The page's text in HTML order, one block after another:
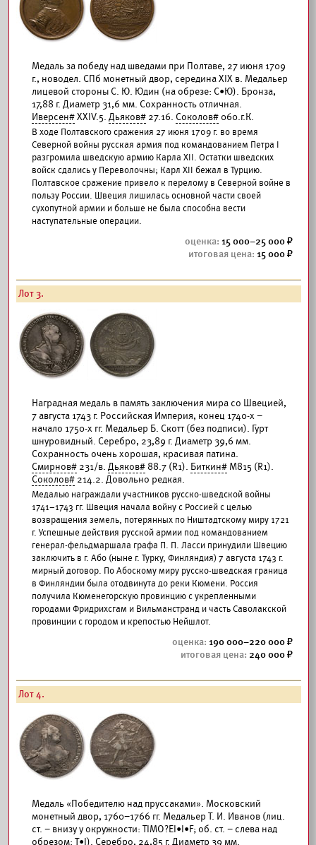
Медаль за победу над шведами при Полтаве, 27 июня 1709
г., новодел. СПб монетный двор, середина XIX в. Медальер
лицевой стороны С. Ю. Юдин (на обрезе: С•Ю). Бронза,
17,88 г. Диаметр 31,6 мм. Сохранность отличная.
Иверсен#XXIV.5. Дьяков# 27.16. Соколов# 060.г.К.
В ходе Полтавского сражения 27 июня 1709 г. во время
Северной войны русская армия под командованием Петра I
разгромила шведскую армию Карла XII. Остатки шведских
войск сдались у Переволочны; Карл XII бежал в Турцию.
Полтавское сражение привело к перелому в Северной войне в
пользу России. Швеция лишилась основной части своей
сухопутной армии и больше не была способна вести
наступательные операции.
15 000–25 000
15 000
Лот 3.
Наградная медаль в память заключения мира со Швецией,
7 августа 1743 г. Российская Империя, конец 1740-х –
начало 1750-х гг. Медальер Б. Скотт (без подписи). Гурт
шнуровидный. Серебро, 23,89 г. Диаметр 39,6 мм.
Сохранность очень хорошая, красивая патина.
Смирнов# 231/в. Дьяков# 88.7 (R1). Биткин# М815 (R1).
Соколов# 214.2. Довольно редкая.
Медалью награждали участников русско-шведской войны
1741–1743 гг. Швеция начала войну с Россией с целью
возвращения земель, потерянных по Ништадтскому миру 1721
г. Успешные действия русской армии под командованием
генерал-фельдмаршала графа П. П. Ласси принудили Швецию
заключить в г. Або (ныне г. Турку, Финляндия) 7 августа 1743 г.
мирный договор. По Абоскому миру русско-шведская граница
в Финляндии была отодвинута до реки Кюмени. Россия
получила Кюменегорскую провинцию с укрепленными
городами Фридрихсгам и Вильманстранд и часть Саволакской
провинции с городом и крепостью Нейшлот.
190 000–220 000
240 000
Лот 4.
Медаль «Победителю над пруссаками». Московский
монетный двор, 1760–1766 гг. Медальер Т. И. Иванов (лиц.
ст. – внизу у окружности: ТIМО?ЕI•I•F; об. ст. – слева над
обрезом: Т•I). Серебро, 24,85 г. Диаметр 39 мм.